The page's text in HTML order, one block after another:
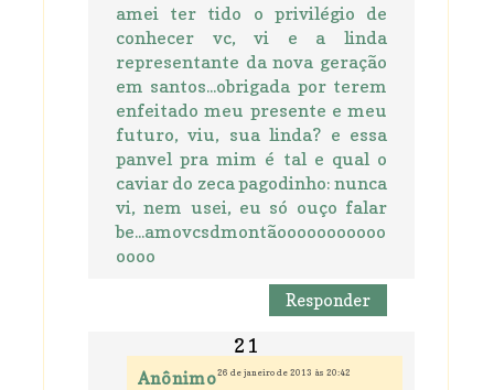
amei ter tido o privilégio de
conhecer vc, vi e a linda
representante da nova geração
em santos...obrigada por terem
enfeitado meu presente e meu
futuro, viu, sua linda? e essa
panvel pra mim é tal e qual o
caviar do zeca pagodinho: nunca
vi, nem usei, eu só ouço falar
be...amovcsdmontãooooooooooo
oooo
Responder
Anônimo26 de janeiro de 2013 às 20:42